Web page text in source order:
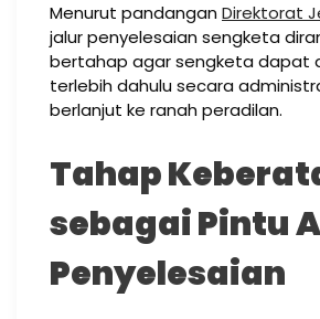
Menurut pandanganDirektorat
jalur penyelesaian sengketa
bertahap agar sengketa dapat
terlebih dahulu secara
berlanjut ke ranah peradilan.
Tahap
sebagai Pintu
Penyelesaian